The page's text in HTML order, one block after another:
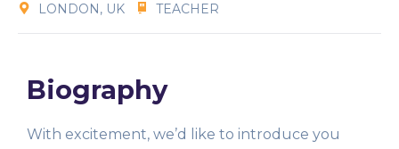
LONDON, UK TEACHER
Biography
With excitement, we’d like to introduce you